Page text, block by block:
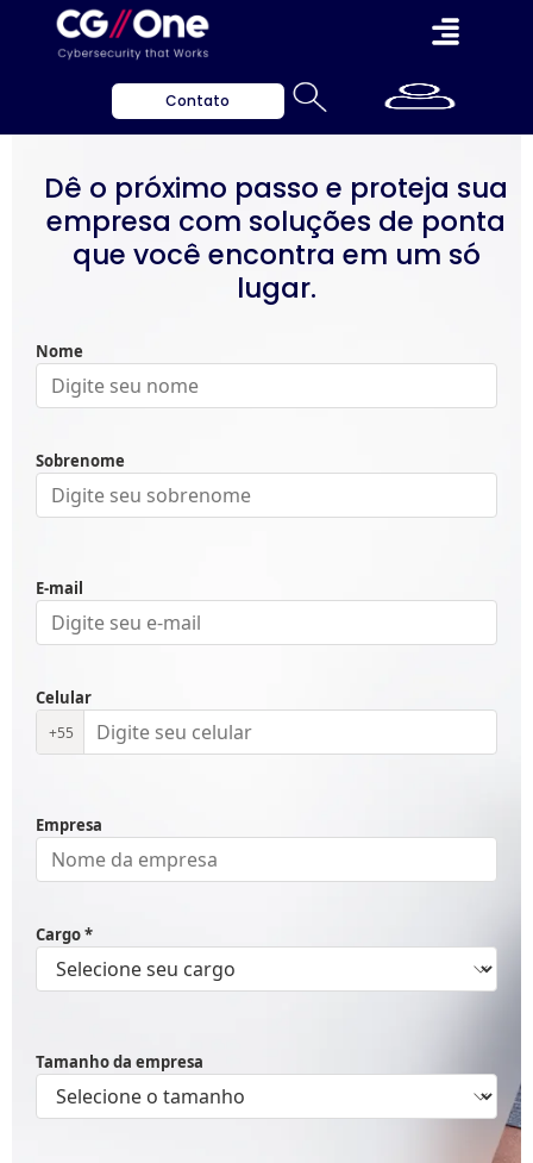
Contato
Dê o próximo passo e proteja sua
empresa com soluções de ponta
que você encontra em um só
lugar.
Nome
Sobrenome
E-mail
Celular
+55
Empresa
Cargo *
Tamanho da empresa